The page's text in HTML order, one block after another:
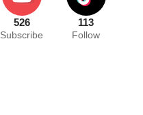
526
Subscribe
113
Follow